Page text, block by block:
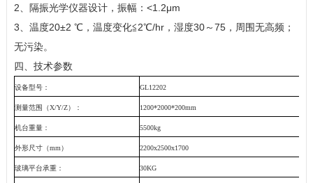
2、隔振光学仪器设计，振幅： <1.2μm
3、温度20±2 ℃，温度变化≦2℃/hr，湿度30～75，周围无高频；
无污染。
四、技术参数
设备型号： GL12202
测量范围（X/Y/Z）： 1200*2000*200mm
机台重量： 5500kg
外形尺寸（mm） 2200x2500x1700
玻璃平台承重： 30KG